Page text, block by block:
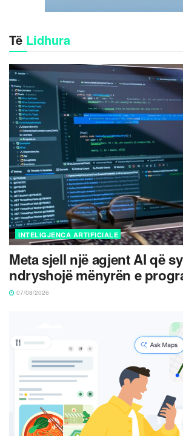
Të Lidhura
INTELIGJENCA ARTIFICIALE
Meta sjell një agjent AI që
ndryshojë mënyrën e
07/08/2026